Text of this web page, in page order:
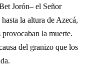
Jorón– el Señor
la altura de Azecá,
provocaban la muerte.
del granizo que los